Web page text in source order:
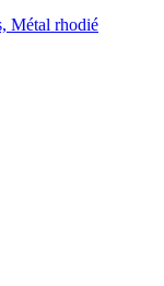
Métal rhodié